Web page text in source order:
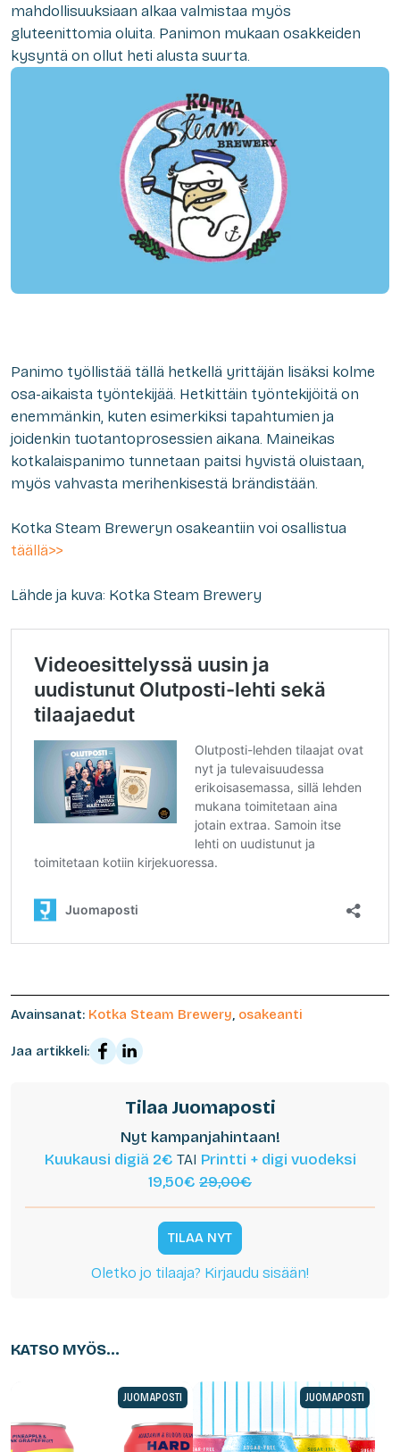
mahdollisuuksiaan alkaa valmistaa myös
gluteenittomia oluita. Panimon mukaan osakkeiden
kysyntä on ollut heti alusta suurta.
Panimo työllistää tällä hetkellä yrittäjän lisäksi kolme
osa-aikaista työntekijää. Hetkittäin työntekijöitä on
enemmänkin, kuten esimerkiksi tapahtumien ja
joidenkin tuotantoprosessien aikana. Maineikas
kotkalaispanimo tunnetaan paitsi hyvistä oluistaan,
myös vahvasta merihenkisestä brändistään.
Kotka Steam Breweryn osakeantiin voi osallistua
täällä>>
Lähde ja kuva: Kotka Steam Brewery
Avainsanat: Kotka Steam Brewery, osakeanti
Jaa artikkeli:
Tilaa Juomaposti
Nyt kampanjahintaan!
Kuukausi digiä 2€ TAI Printti + digi vuodeksi
19,50€ 29,00€
TILAA NYT
Oletko jo tilaaja? Kirjaudu sisään!
KATSO MYÖS...
JUOMAPOSTI JUOMAPOSTI